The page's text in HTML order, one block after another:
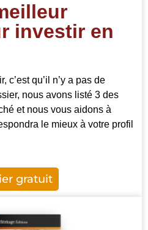
investir en
c’est qu’il n’y a pas de
nous avons listé 3 des
et nous vous aidons à
le mieux à votre profil
gratuit